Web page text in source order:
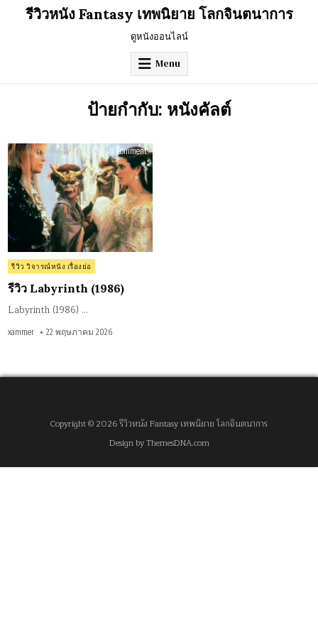
รีวิวหนัง Fantasy เทพนิยาย โลกจินตนาการ
ดูหนังออนไลน์
Menu
ป้ายกำกับ: หนังคัลต์
0 Commenton
รีวิว
Labyrinth
(1986)
Posted
in
รีวิว วิจารณ์หนัง เรื่องย่อ
รีวิว Labyrinth (1986)
Labyrinth (1986) …
xammer 22 พฤษภาคม 2026
Copyright © 2026 รีวิวหนัง Fantasy เทพนิยาย โลกจินตนาการ
Design by ThemesDNA.com